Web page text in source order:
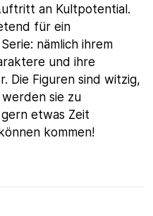
an Kultpotential.
für ein
nämlich ihrem
und ihre
Die Figuren sind witzig,
sie zu
etwas Zeit
kommen!